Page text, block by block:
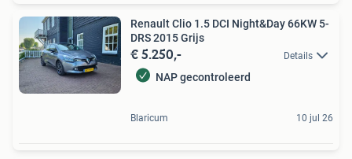
Renault Clio 1.5 DCI Night&Day 66KW 5-
DRS 2015 Grijs
€ 5.250,- Details
NAP gecontroleerd
Blaricum 10 jul 26